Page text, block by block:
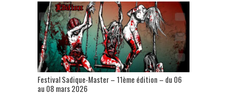
Festival Sadique-Master – 11ème édition – du 06
au 08 mars 2026